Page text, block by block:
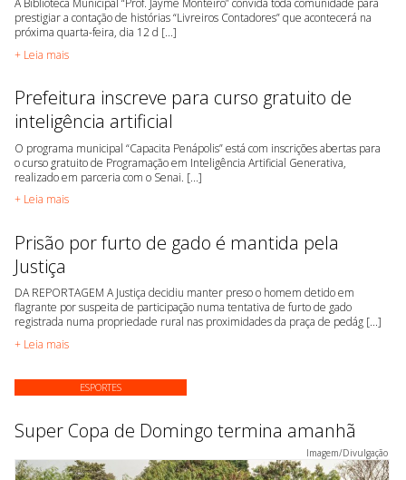
A Biblioteca Municipal “Prof. Jayme Monteiro” convida toda comunidade para
prestigiar a contação de histórias “Livreiros Contadores” que acontecerá na
próxima quarta-feira, dia 12 d [...]
+ Leia mais
Prefeitura inscreve para curso gratuito de
inteligência artificial
O programa municipal “Capacita Penápolis” está com inscrições abertas para
o curso gratuito de Programação em Inteligência Artificial Generativa,
realizado em parceria com o Senai. [...]
+ Leia mais
Prisão por furto de gado é mantida pela
Justiça
DA REPORTAGEM A Justiça decidiu manter preso o homem detido em
flagrante por suspeita de participação numa tentativa de furto de gado
registrada numa propriedade rural nas proximidades da praça de pedág [...]
+ Leia mais
ESPORTES
Super Copa de Domingo termina amanhã
Imagem/Divulgação